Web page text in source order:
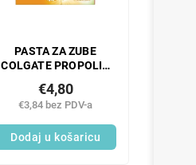
PASTA ZA ZUBE
COLGATE PROPOLIS
€3,84 bez PDV-a
€4,80
Dodaj u košaricu